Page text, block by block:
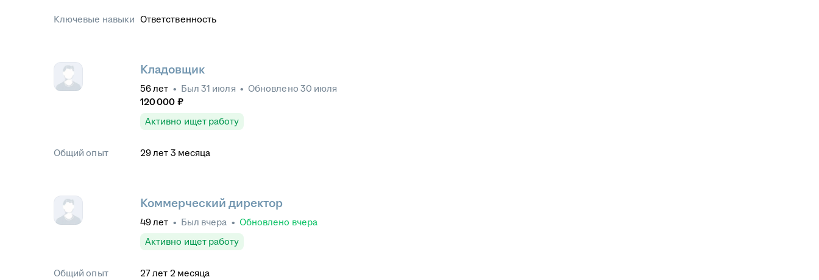
Ключевые навыки Ответственность
Кладовщик
56лет • Был 31 июля • Обновлено 30 июля
120 000 ₽
Активно ищет работу
Общий опыт 29лет 3 месяца
Коммерческий директор
49лет • Был вчера • Обновлено вчера
Активно ищет работу
Общий опыт 27лет 2 месяца